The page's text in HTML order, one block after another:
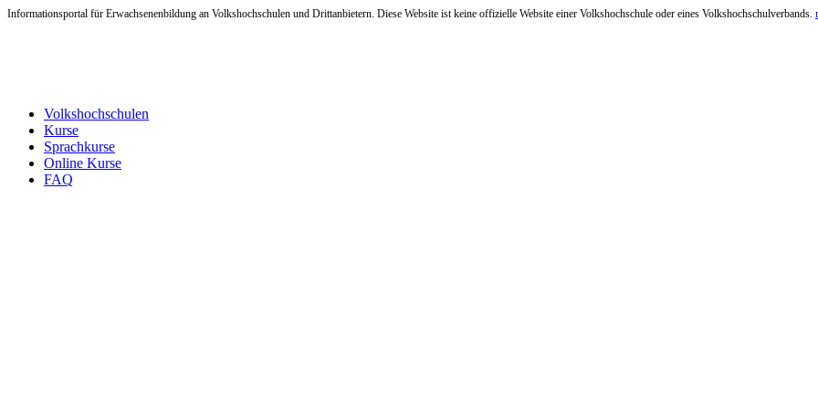
Informationsportal für Erwachsenenbildung an Volkshochschulen und Drittanbietern. Diese Website ist keine offizielle Website einer Volkshochschule oder eines Volkshochschulverbands.
Volkshochschulen
Kurse
Sprachkurse
Online Kurse
FAQ